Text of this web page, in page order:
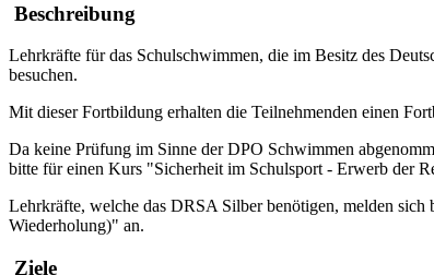
Beschreibung
Lehrkräfte für das Schulschwimmen, die im Besitz des
besuchen.
Mit dieser Fortbildung erhalten die Teilnehmenden einen
Da keine Prüfung im Sinne der DPO Schwimmen
bitte für einen Kurs "Sicherheit im Schulsport - Erwerb der
Lehrkräfte, welche das DRSA Silber benötigen, melden
Wiederholung)" an.
Ziele